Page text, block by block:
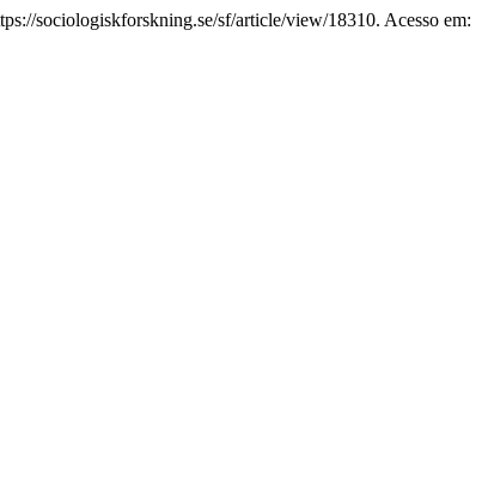
sociologiskforskning.se/sf/article/view/18310. Acesso em: